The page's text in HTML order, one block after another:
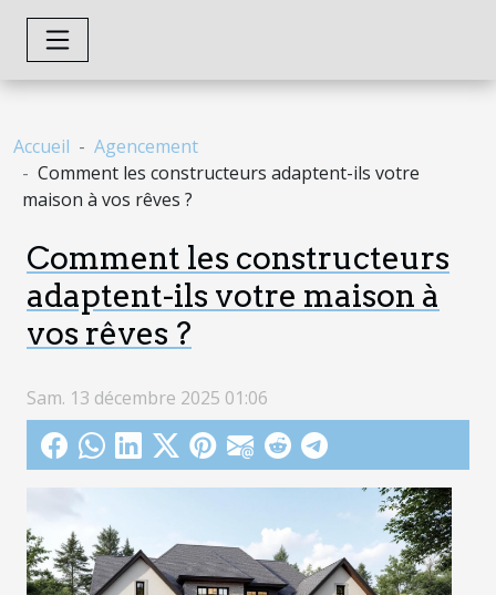
Accueil
Agencement
Comment les constructeurs adaptent-ils votre
maison à vos rêves ?
Comment les constructeurs
adaptent-ils votre maison à
vos rêves ?
Sam. 13 décembre 2025 01:06